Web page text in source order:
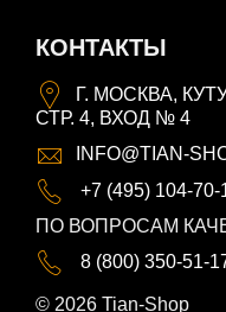
КОНТАКТЫ
Г. МОСКВА,
СТР. 4, ВХОД № 4
INFO@TIAN-
+7 (495) 104-70-
ПО ВОПРОСАМ
8 (800) 350-51-
© 2026 Tian-Shop